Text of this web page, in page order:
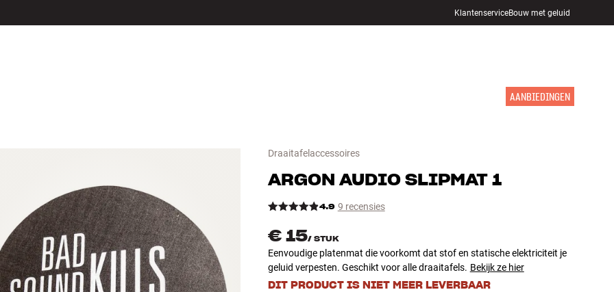
KlantenserviceBouw met geluid
AANBIEDINGEN
Draaitafelaccessoires
ARGON AUDIO SLIPMAT 1
4.9 9 recensies
€ 15/ STUK
Eenvoudige platenmat die voorkomt dat stof en statische elektriciteit je
geluid verpesten. Geschikt voor alle draaitafels. Bekijk ze hier
DIT PRODUCT IS NIET MEER LEVERBAAR